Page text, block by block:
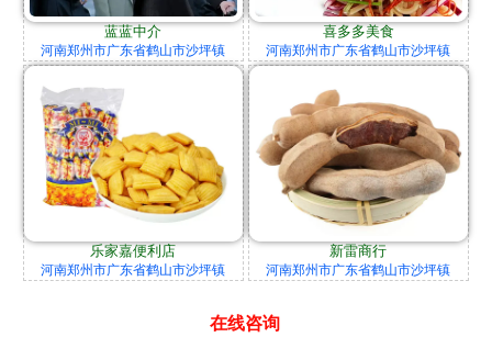
蓝蓝中介
河南郑州市广东省鹤山市沙坪镇
喜多多美食
河南郑州市广东省鹤山市沙坪镇
乐家嘉便利店
河南郑州市广东省鹤山市沙坪镇
新雷商行
河南郑州市广东省鹤山市沙坪镇
在线咨询